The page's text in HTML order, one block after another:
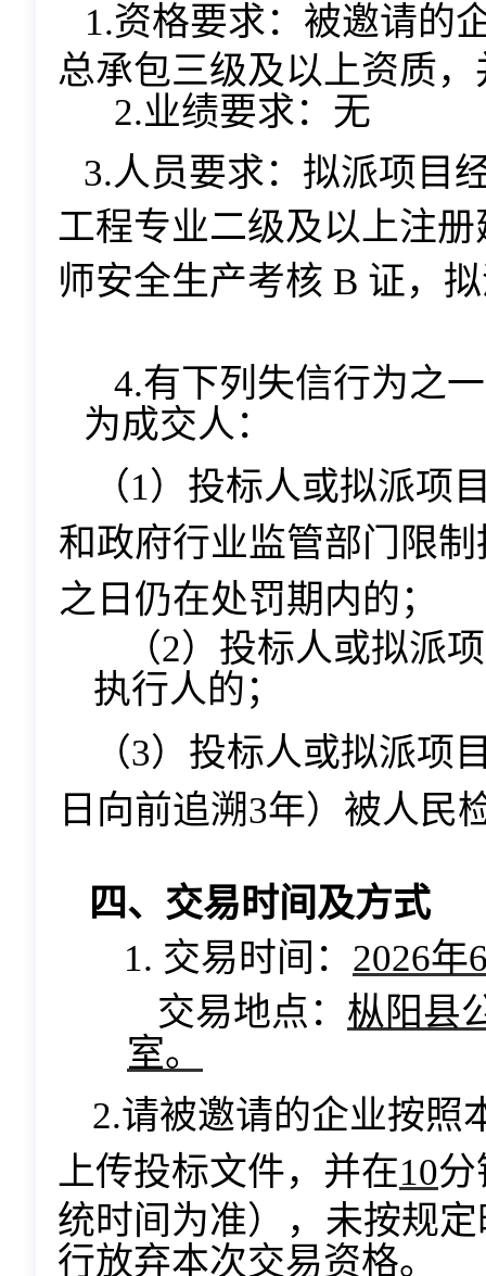
1.资格要求：被邀请的
总承包三级及以上资质，
2.业绩要求：无
3.人员要求：拟派项目
工程专业二级及以上注册
师安全生产考核 B 证，
4.有下列失信行为之
为成交人：
（1）投标人或拟派项
和政府行业监管部门限
之日仍在处罚期内的；
（2）投标人或拟派
执行人的 ；
（3）投标人或拟派项
日向前追溯3年）被人民
四、交易时间及方式
1. 交易时间： 2026年
交易地点： 枞阳县
室。
2.请被邀请的企业按照
上传投标文件，并在10分
统时间为准）， 未按规
行放弃本次交易资格。